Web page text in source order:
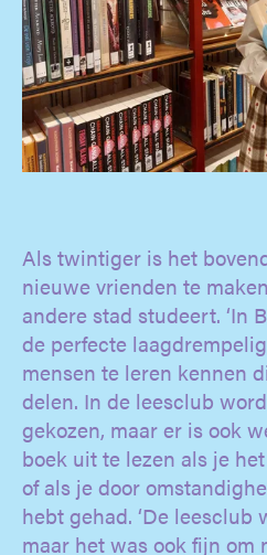
Als twintiger is het
nieuwe vrienden te
andere stad studeert. ‘In
de perfecte
mensen te leren kennen
delen. In de leesclub
gekozen, maar er is ook
boek uit te lezen als je
of als je door
hebt gehad. ‘De leesclub
maar het was ook fijn om